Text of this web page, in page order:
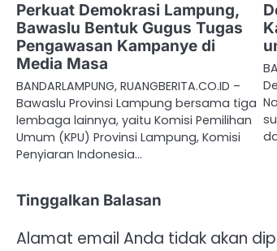
Perkuat Demokrasi Lampung,
Bawaslu Bentuk Gugus Tugas
Pengawasan Kampanye di
Media Masa
BANDARLAMPUNG, RUANGBERITA.CO.ID –
Bawaslu Provinsi Lampung bersama tiga
lembaga lainnya, yaitu Komisi Pemilihan
Umum (KPU) Provinsi Lampung, Komisi
Penyiaran Indonesia…
Tinggalkan Balasan
Alamat email Anda tidak akan